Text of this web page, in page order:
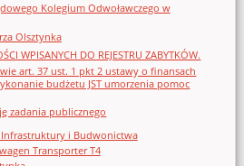
Kolegium Odwoławczego w
Olsztynka
WPISANYCH DO REJESTRU ZABYTKÓW.
art. 37 ust. 1 pkt 2 ustawy o finansach
budżetu JST umorzenia pomoc
zadania publicznego
i Budwonictwa
Transporter T4